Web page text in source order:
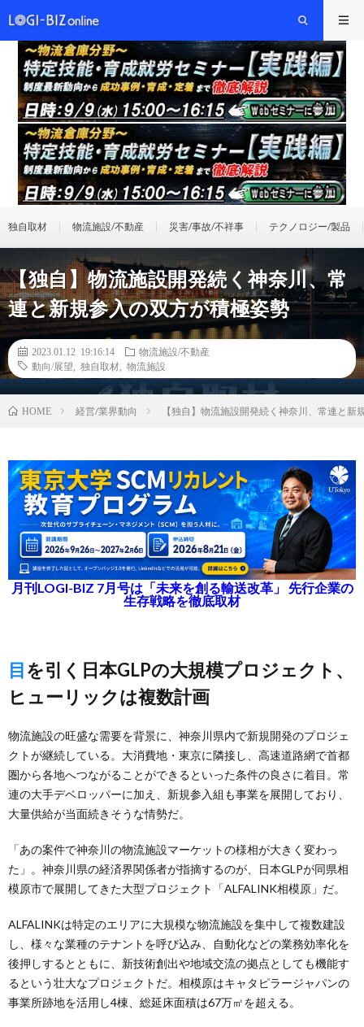
独自取材 物流施設/不動産 災害/事故/不祥事 テクノロジー/製品
【独自】物流施設開発続く神奈川、常
連と新規参入の双方が積極姿勢
2023.01.12 19:16:14
物流施設/不動産
動向/展望
独自取材 物流施設
HOME 経営/業界動向 【独自】物流施設開発続く神奈川、常連と新
月刊LOGI-BIZ 7月号は「未来を創る輸送改革」 先行企業の
生存戦略を徹底取材
目を引く日本GLPの大規模プロジェクト、
ヒューリックは複数計画
物流施設の旺盛な需要を背景に、神奈川県内で新規開発のプロジェ
クトが継続している。大消費地・東京に隣接し、高速道路網で首都
圏から各地へつながることができるといった条件の良さに着目。常
連の大手デベロッパーに加え、新規参入組も事業を展開しており、
大量供給が当面続きそうな情勢だ。
「あの案件で神奈川の物流施設マーケットの様相が大きく変わっ
た」。神奈川県の経済界関係者が指摘するのが、日本GLPが同県相
模原市で展開してきた大型プロジェクト「ALFALINK相模原」だ。
ALFALINKは特定のエリアに大規模な物流施設を集中して複数建設
し、様々な業種のテナントを呼び込み、自動化などの業務効率化を
後押しするとともに、新技術創出や地域交流の拠点としても機能す
るという壮大なプロジェクトだ。相模原はキャタピラージャパンの
事業所跡地を活用し4棟、総延床面積は67万㎡を超える。